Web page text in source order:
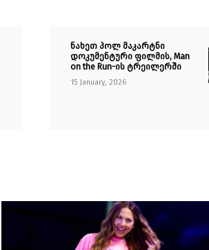
ნახეთ პოლ მაკარტნი
დოკუმენტური ფილმის, Man
on the Run-ის ტრეილერში
15 January, 2026